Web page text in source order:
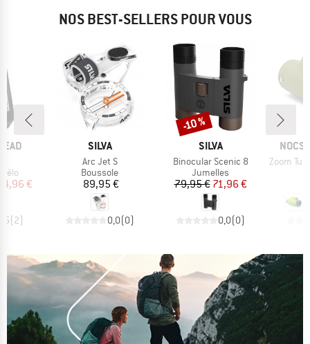
NOS BEST-SELLERS POUR VOUS
réduit
€
(2)
MARQUE
SILVA
Article
Arc Jet S
Product group
Boussole
Prix
89,95 €
0,0(0)
MARQUE
SILVA
Article
Binocular Scenic 8
Product group
Jumelles
Prix
79,95 €Prix réduit
71,96 €
0,0(0)
Remise
-10 %
NOCS
Article
Zoom Tube